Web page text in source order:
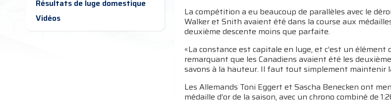
Résultats de luge domestique
Vidéos
La compétition a eu beaucoup de parallèles avec le
Walker et Snith avaient été dans la course aux
deuxième descente moins que parfaite.
«La constance est capitale en luge, et c’est un
remarquant que les Canadiens avaient été les
savons à la hauteur. Il faut tout simplement maintenir
Les Allemands Toni Eggert et Sascha Benecken ont
médaille d’or de la saison, avec un chrono combiné de